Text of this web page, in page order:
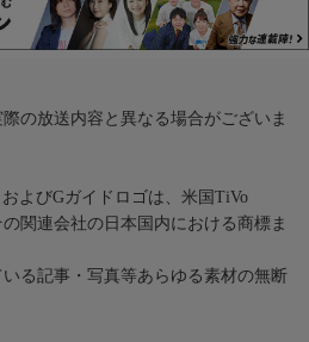
の放送内容と異なる場合がございま
よびGガイドロゴは、米国TiVo
関連会社の日本国内における商標ま
る記事・写真等あらゆる素材の無断